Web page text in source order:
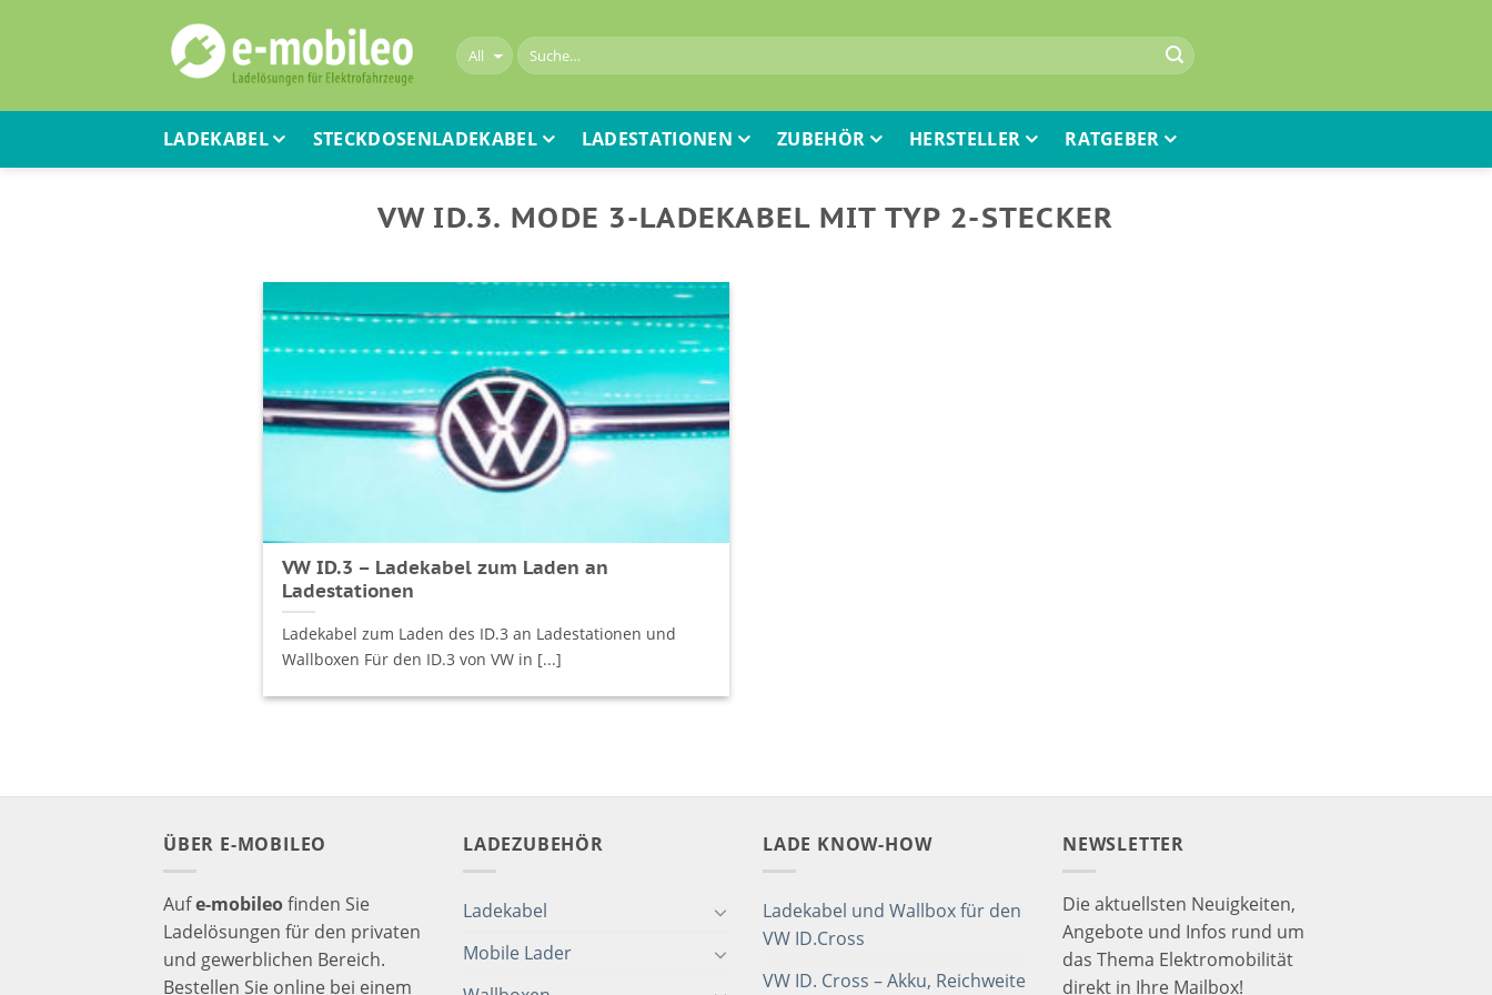
LADEKABEL STECKDOSENLADEKABEL LADESTATIONEN ZUBEHÖR HERSTELLER RATGEBER
VW ID.3. MODE 3-LADEKABEL MIT TYP 2-STECKER
VW ID.3 – Ladekabel zum Laden an
Ladestationen
Ladekabel zum Laden des ID.3 an Ladestationen und
Wallboxen Für den ID.3 von VW in [...]
ÜBER E-MOBILEO
Aufe-mobileofinden Sie
Ladelösungen für den privaten
und gewerblichen Bereich.
Bestellen Sie online bei einem
LADEZUBEHÖR
Ladekabel
Mobile Lader
LADE KNOW-HOW
Ladekabel und Wallbox für den
VW ID.Cross
VW ID. Cross – Akku, Reichweite
NEWSLETTER
Die aktuellsten Neuigkeiten,
Angebote und Infos rund um
das Thema Elektromobilität
direkt in Ihre Mailbox!